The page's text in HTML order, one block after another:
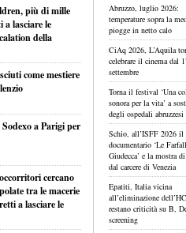
più di mille
lasciare le
della
come mestiere
a Parigi per
cercano
tra le macerie
a lasciare le
Abruzzo, luglio 2026:
temperature sopra la
piogge in netto calo
CiAq 2026, L’Aquila
celebrare il cinema dal
settembre
Torna il festival ‘Una
sonora per la vita’ a
degli ospedali abruzzesi
Schio, all’ISFF 2026 il
documentario ‘Le
Giudecca’ e la mostra
dal carcere di Venezia
Epatiti, Italia vicina
all’eliminazione
restano criticità su B,
screening